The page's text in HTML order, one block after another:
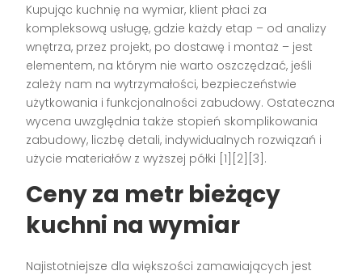
Kupując kuchnię na wymiar, klient płaci za
kompleksową usługę, gdzie każdy etap – od analizy
wnętrza, przez projekt, po dostawę i montaż – jest
elementem, na którym nie warto oszczędzać, jeśli
zależy nam na wytrzymałości, bezpieczeństwie
użytkowania i funkcjonalności zabudowy. Ostateczna
wycena uwzględnia także stopień skomplikowania
zabudowy, liczbę detali, indywidualnych rozwiązań i
użycie materiałów z wyższej półki [1][2][3] .
Ceny za metr bieżący
kuchni na wymiar
Najistotniejsze dla większości zamawiających jest